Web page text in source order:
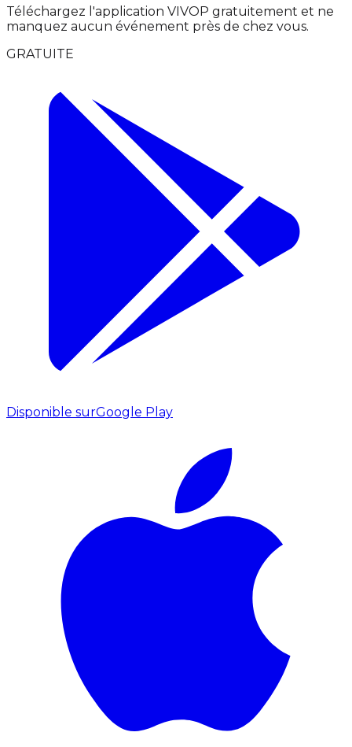
Téléchargez l'application VIVOP gratuitement et ne
manquez aucun événement près de chez vous.
GRATUITE
Disponible surGoogle Play